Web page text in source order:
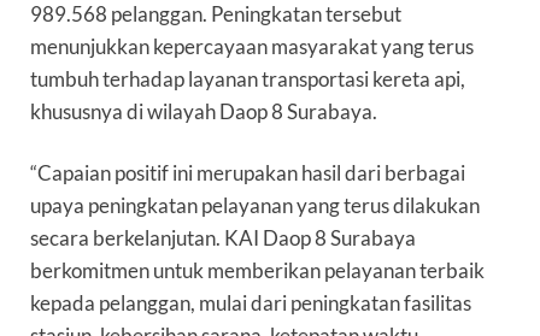
989.568 pelanggan. Peningkatan tersebut
menunjukkan kepercayaan masyarakat yang terus
tumbuh terhadap layanan transportasi kereta api,
khususnya di wilayah Daop 8 Surabaya.
“Capaian positif ini merupakan hasil dari berbagai
upaya peningkatan pelayanan yang terus dilakukan
secara berkelanjutan. KAI Daop 8 Surabaya
berkomitmen untuk memberikan pelayanan terbaik
kepada pelanggan, mulai dari peningkatan fasilitas